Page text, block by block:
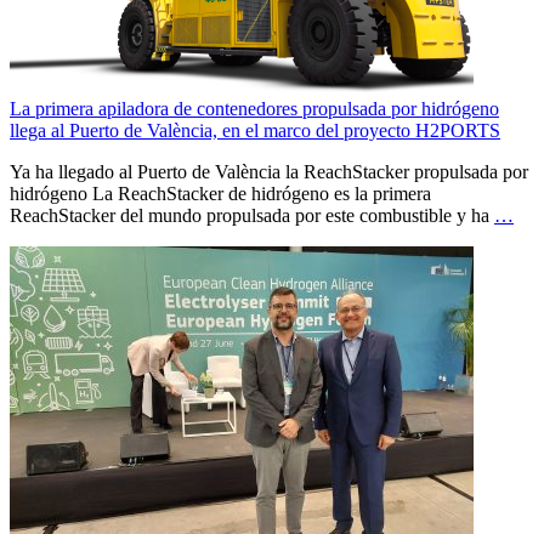
La primera apiladora de contenedores propulsada por hidrógeno
llega al Puerto de València, en el marco del proyecto H2PORTS
Ya ha llegado al Puerto de València la ReachStacker propulsada por
hidrógeno La ReachStacker de hidrógeno es la primera
ReachStacker del mundo propulsada por este combustible y ha …